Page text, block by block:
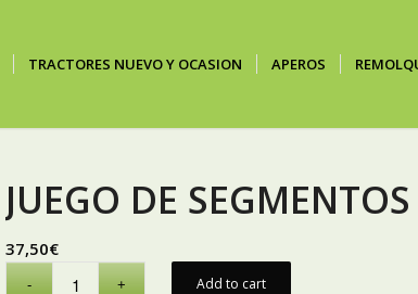
TRACTORES NUEVO Y OCASION APEROS
JUEGO DE SEGMENTOS
37,50€
Add to cart